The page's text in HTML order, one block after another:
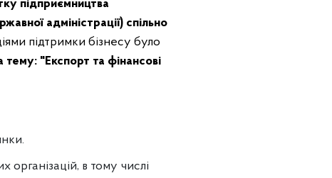
підприємництва
адміністрації) спільно
підтримки бізнесу було
"Експорт та фінансові
організацій, в тому числі